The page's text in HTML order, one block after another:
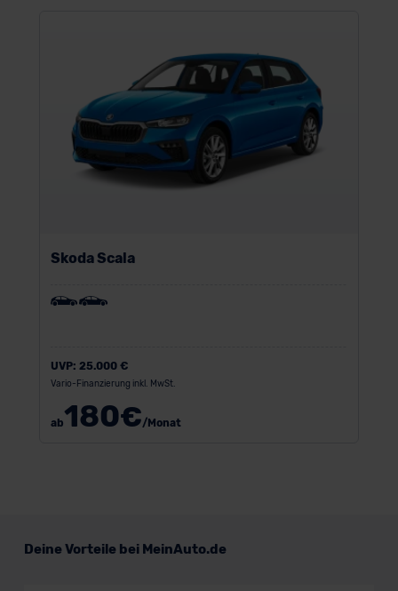
Skoda Scala
UVP: 25.000 €
Vario-Finanzierung inkl. MwSt.
ab180€/Monat
Deine Vorteile bei MeinAuto.de